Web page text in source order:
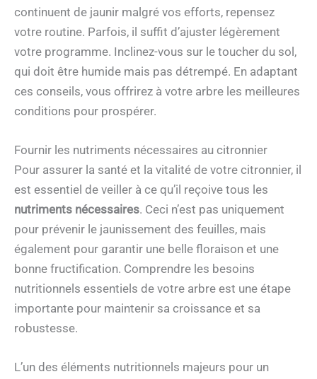
continuent de jaunir malgré vos efforts, repensez
votre routine. Parfois, il suffit d’ajuster légèrement
votre programme. Inclinez-vous sur le toucher du sol,
qui doit être humide mais pas détrempé. En adaptant
ces conseils, vous offrirez à votre arbre les meilleures
conditions pour prospérer.
Fournir les nutriments nécessaires au citronnier
Pour assurer la santé et la vitalité de votre citronnier, il
est essentiel de veiller à ce qu’il reçoive tous les
nutriments nécessaires. Ceci n’est pas uniquement
pour prévenir le jaunissement des feuilles, mais
également pour garantir une belle floraison et une
bonne fructification. Comprendre les besoins
nutritionnels essentiels de votre arbre est une étape
importante pour maintenir sa croissance et sa
robustesse.
L’un des éléments nutritionnels majeurs pour un